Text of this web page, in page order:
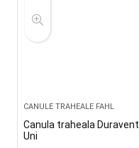
CANULE TRAHEALE FAHL
Canula traheala Duravent
Uni